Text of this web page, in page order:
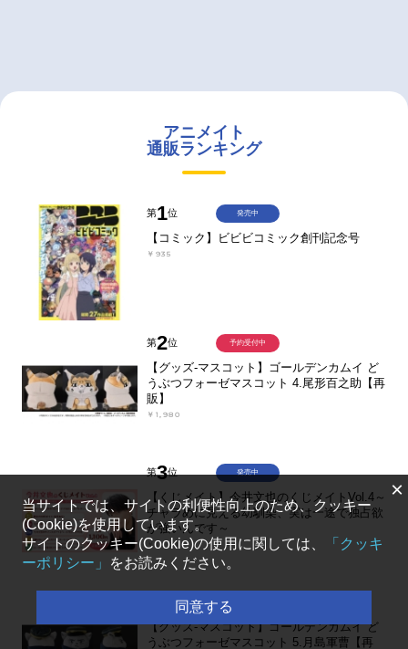
アニメイト
通販ランキング
第1位
【コミック】ビビビコミック創刊記念号
￥935
発売中
第2位
【グッズ-マスコット】ゴールデンカムイ ど
うぶつフォーゼマスコット 4.尾形百之助【再
販】
￥1,980
予約受付中
第3位
【くじメイト】今井文也のくじメイトVol.4～
チャラめに見える幼馴染、実は一途で独占欲
が強いんです～
￥1,100
発売中
位
【グッズ-マスコット】ゴールデンカムイ ど
うぶつフォーゼマスコット 5.月島軍曹【再
×
当サイトでは、サイトの利便性向上のため、クッキー
(Cookie)を使用しています。
サイトのクッキー(Cookie)の使用に関しては、
「クッキ
ーポリシー」
をお読みください。
同意する